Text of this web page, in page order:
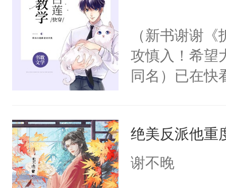
（新书谢谢
攻慎入！希望
同名）已在快
成为所有白莲
I，他们决定
绝美反派他重
谢不晚